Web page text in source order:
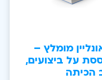
מומלץ –
על ביצועים,
הכיתה